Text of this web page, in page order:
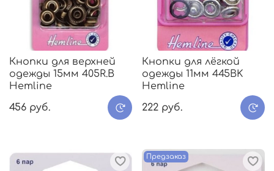
Кнопки для верхней
одежды 15мм 405R.В
Hemline
456 руб.
Кнопки для лёгкой
одежды 11мм 445BK
Hemline
222 руб.
Предзаказ